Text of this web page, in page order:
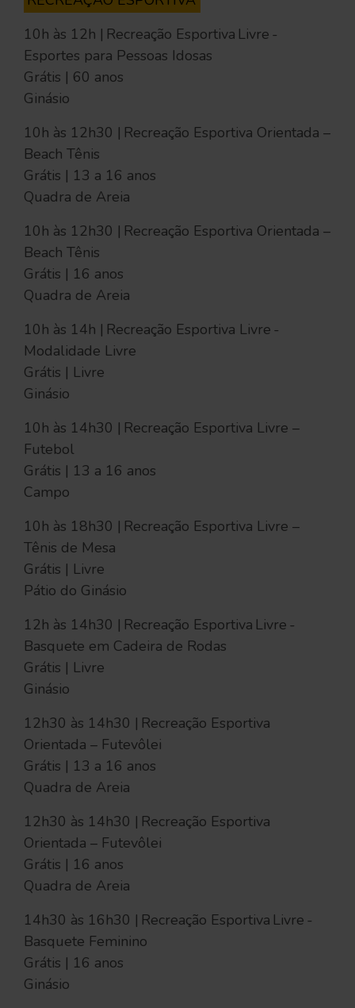
10h às 12h | Recreação Esportiva Livre -
Esportes para Pessoas Idosas
Grátis | 60 anos
Ginásio
10h às 12h30 | Recreação Esportiva Orientada –
Beach Tênis
Grátis | 13 a 16 anos
Quadra de Areia
10h às 12h30 | Recreação Esportiva Orientada –
Beach Tênis
Grátis | 16 anos
Quadra de Areia
10h às 14h | Recreação Esportiva Livre -
Modalidade Livre
Grátis | Livre
Ginásio
10h às 14h30 | Recreação Esportiva Livre –
Futebol
Grátis | 13 a 16 anos
Campo
10h às 18h30 | Recreação Esportiva Livre –
Tênis de Mesa
Grátis | Livre
Pátio do Ginásio
12h às 14h30 | Recreação Esportiva Livre -
Basquete em Cadeira de Rodas
Grátis | Livre
Ginásio
12h30 às 14h30 | Recreação Esportiva
Orientada – Futevôlei
Grátis | 13 a 16 anos
Quadra de Areia
12h30 às 14h30 | Recreação Esportiva
Orientada – Futevôlei
Grátis | 16 anos
Quadra de Areia
14h30 às 16h30 | Recreação Esportiva Livre -
Basquete Feminino
Grátis | 16 anos
Ginásio